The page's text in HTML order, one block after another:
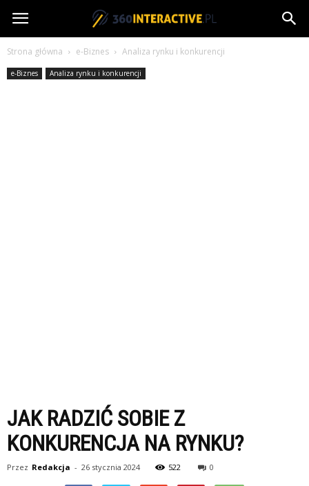
360interactive.pl
Strona główna e-Biznes Analiza rynku i konkurencji
e-Biznes Analiza rynku i konkurencji
JAK RADZIĆ SOBIE Z
KONKURENCJA NA RYNKU?
Przez Redakcja - 26 stycznia 2024 522 0